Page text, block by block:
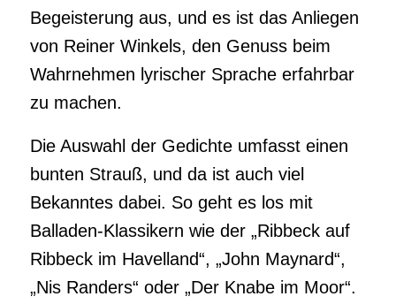
Begeisterung aus, und es ist das Anliegen
von Reiner Winkels, den Genuss beim
Wahrnehmen lyrischer Sprache erfahrbar
zu machen.
Die Auswahl der Gedichte umfasst einen
bunten Strauß, und da ist auch viel
Bekanntes dabei. So geht es los mit
Balladen-Klassikern wie der „Ribbeck auf
Ribbeck im Havelland“, „John Maynard“,
„Nis Randers“ oder „Der Knabe im Moor“.